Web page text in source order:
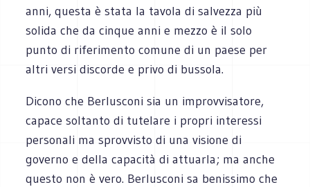
anni, questa è stata la tavola di salvezza più
solida che da cinque anni e mezzo è il solo
punto di riferimento comune di un paese per
altri versi discorde e privo di bussola.
Dicono che Berlusconi sia un improvvisatore,
capace soltanto di tutelare i propri interessi
personali ma sprovvisto di una visione di
governo e della capacità di attuarla; ma anche
questo non è vero. Berlusconi sa benissimo che